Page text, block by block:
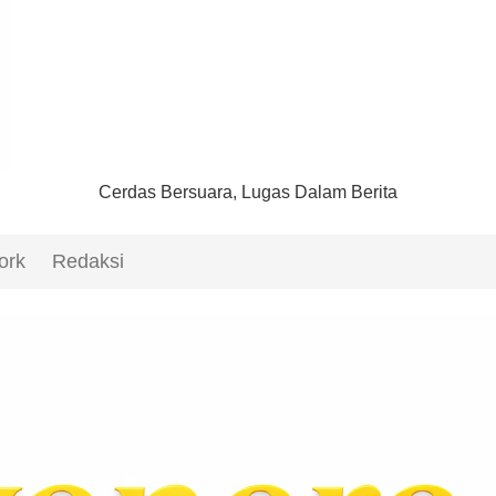
Cerdas Bersuara, Lugas Dalam Berita
Redaksi